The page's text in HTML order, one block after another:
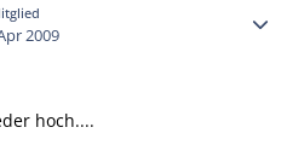
2009
hoch....